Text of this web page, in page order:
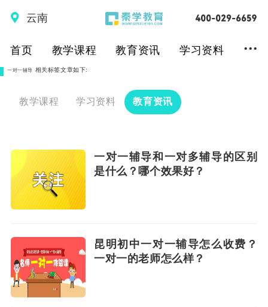
云南
首页 教学课程 教育资讯 学习资料 ...
一对一辅导 相关标签文章如下:
教学课程 学习资料 教育资讯
一对一辅导和一对多辅导的区别
是什么？哪个效果好？
昆明初中一对一辅导怎么收费？
一对一的老师怎么样？